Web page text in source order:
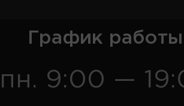
График
пн. 9:00 —